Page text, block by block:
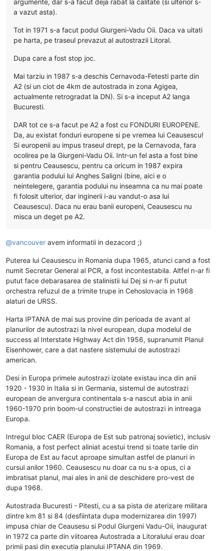
a vazut asta).
Tot in 1971 s-a facut podul Giurgeni-Vadu Oii. Daca va uitati
pe harta, pe traseul prevazut al autostrazii Litoral.
Dupa care a fost stop joc.
Mai tarziu in 1987 s-a deschis Cernavoda-Fetesti parte din
A2 (si un ciot de 4km de autostrada in zona Agigea,
actualmente retrogradat la DN). Si s-a inceput A2 langa
Bucuresti.
DAR tot ce s-a facut pe A2 a fost cu FONDURI EUROPENE.
Da, au existat fonduri europene si pe vremea lui Ceausescu!
Si europenii au impus traseul drept, pe la Cernavoda, fara
ocolirea pe la Giurgeni-Vadu Oii. Intr-un fel asta a fost bine
si pentru Ceausescu, pentru ca oricum in 1987 expira
garantia podului lui Anghes Saligni (bine, aici e o
neintelegere, garantia podului nu inseamna ca nu mai poate
fi folosit ulterior, dar inginerii i-au vandut-o asa lui
Ceausescu). Daca nu erau banii europeni, Ceausescu nu
misca un deget pe A2.
@vancouver avem informatii in dezacord ;)
Puterea lui Ceausescu in Romania dupa 1965, atunci cand a fost
numit Secretar General al PCR, a fost incontestabila. Altfel n-ar fi
putut face debarasarea de stalinistii lui Dej si n-ar fi putut
orchestra refuzul de a trimite trupe in Cehoslovacia in 1968
alaturi de URSS.
Harta IPTANA de mai sus provine din perioada de avant al
planurilor de autostrazi la nivel european, dupa modelul de
success al Interstate Highway Act din 1956, supranumit Planul
Eisenhower, care a dat nastere sistemului de autostrazi
american.
Desi in Europa primele autostrazi izolate existau inca din anii
1920 - 1930 in Italia si in Germania, sistemul de autostrazi
european de anvergura continentala s-a nascut abia in anii
1960-1970 prin boom-ul constructiei de autostrazi in intreaga
Europa.
Intregul bloc CAER (Europa de Est sub patronaj sovietic), inclusiv
Romania, a fost perfect aliniat acestui trend si toate tarile din
Europa de Est au facut aproape simultan astfel de planuri in
cursul anilor 1960. Ceausescu nu doar ca nu s-a opus, ci a
imbratisat planul, mai ales in anii de deschidere pro-vest de
dupa 1968.
Autostrada Bucuresti - Pitesti, cu a sa pista de aterizare militara
dintre km 81 si 84 (desfiintata dupa modernizarea din 1997)
impusa chiar de Ceausesu si Podul Giurgeni Vadu-Oii, inaugurat
in 1972 ca parte din viitoarea Autostrada a Litoralului erau doar
primii pasi din executia planului IPTANA din 1969.